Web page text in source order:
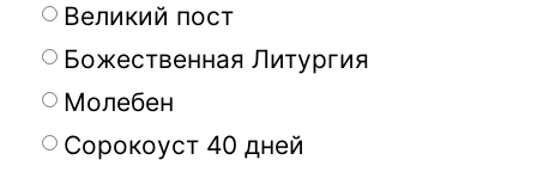
Великий пост
Божественная Литургия
Молебен
Сорокоуст 40 дней